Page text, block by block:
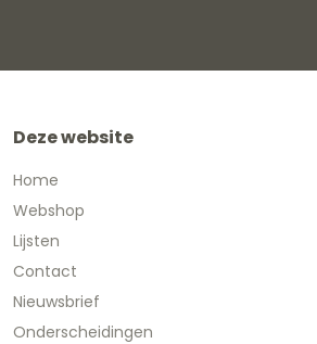
Deze website
Home
Webshop
Lijsten
Contact
Nieuwsbrief
Onderscheidingen